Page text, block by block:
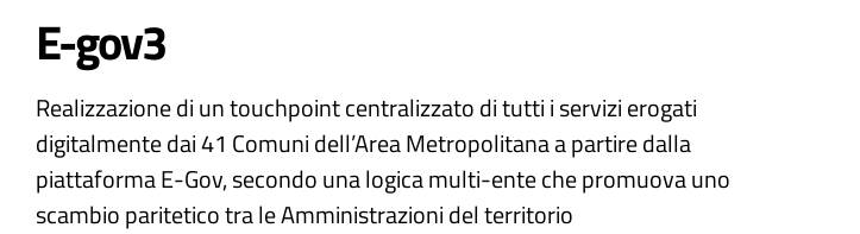
E-gov3
Realizzazione di un touchpoint centralizzato di tutti i servizi erogati
digitalmente dai 41 Comuni dell’Area Metropolitana a partire dalla
piattaforma E-Gov, secondo una logica multi-ente che promuova uno
scambio paritetico tra le Amministrazioni del territorio